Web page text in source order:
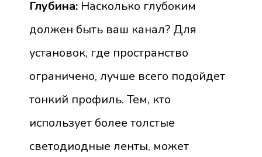
Глубина: Насколько глубоким
должен быть ваш канал? Для
установок, где пространство
ограничено, лучше всего подойдет
тонкий профиль. Тем, кто
использует более толстые
светодиодные ленты, может